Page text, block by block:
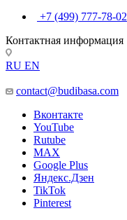
+7 (499) 777-78-02
Контактная информация
RU EN
contact@budibasa.com
Вконтакте
YouTube
Rutube
MAX
Google Plus
Яндекс.Дзен
TikTok
Pinterest